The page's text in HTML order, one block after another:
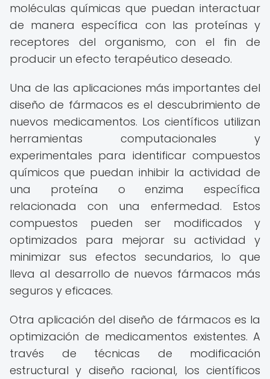
moléculas químicas que puedan interactuar
de manera específica con las proteínas y
receptores del organismo, con el fin de
producir un efecto terapéutico deseado.
Una de las aplicaciones más importantes del
diseño de fármacos es el descubrimiento de
nuevos medicamentos. Los científicos utilizan
herramientas computacionales y
experimentales para identificar compuestos
químicos que puedan inhibir la actividad de
una proteína o enzima específica
relacionada con una enfermedad. Estos
compuestos pueden ser modificados y
optimizados para mejorar su actividad y
minimizar sus efectos secundarios, lo que
lleva al desarrollo de nuevos fármacos más
seguros y eficaces.
Otra aplicación del diseño de fármacos es la
optimización de medicamentos existentes. A
través de técnicas de modificación
estructural y diseño racional, los científicos